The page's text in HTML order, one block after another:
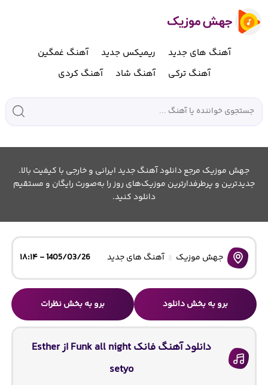
آهنگ های جدید ریمیکس جدید
آهنگ غمگین
آهنگ ترکی
آهنگ شاد آهنگ کردی
جهش موزیک مرجع دانلود آهنگ جدید ایرانی و خارجی با کیفیت بالا.
جدیدترین و پرطرفدارترین موزیک‌های روز را به‌صورت رایگان و مستقیم
دانلود کنید.
جهش موزیک آهنگ های جدید 1405/03/26 - ۱۸:۱۴
برو به بخش دانلود برو به بخش نظرات
دانلود آهنگ فانک Funk all night از Esther
setyo